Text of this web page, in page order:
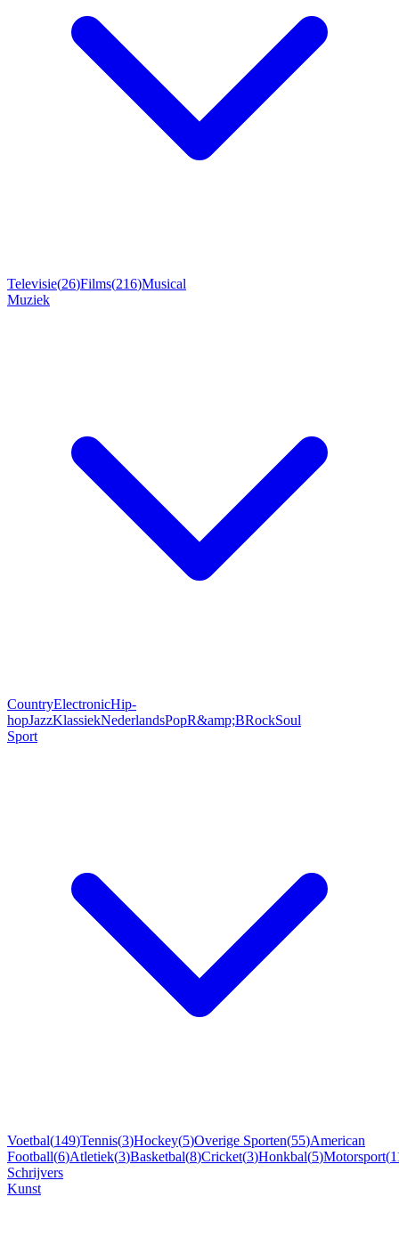
Televisie(26)Films(216)Musical
Muziek
CountryElectronicHip-
hopJazzKlassiekNederlandsPopR&amp;BRockSoul
Sport
Voetbal(149)Tennis(3)Hockey(5)Overige Sporten(55)American
Football(6)Atletiek(3)Basketbal(8)Cricket(3)Honkbal(5)Motorsport(
Schrijvers
Kunst